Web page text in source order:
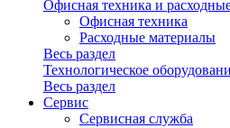
Офисная техника и
Офисная техника
Расходные материалы
Весь раздел
Технологическое
Весь раздел
Сервис
Сервисная служба